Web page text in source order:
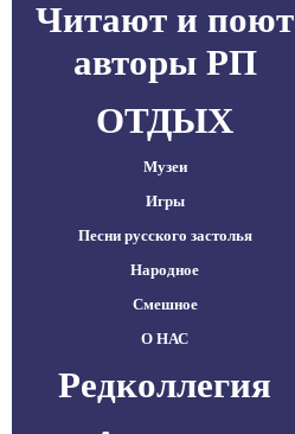
Читают и поют
авторы РП
ОТДЫХ
Музеи
Игры
Песни русского застолья
Народное
Смешное
О НАС
Редколлегия